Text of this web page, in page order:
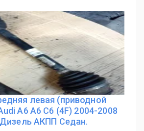
левая (приводной
A6 A6 C6 (4F) 2004-2008
Дизель АКПП Седан.